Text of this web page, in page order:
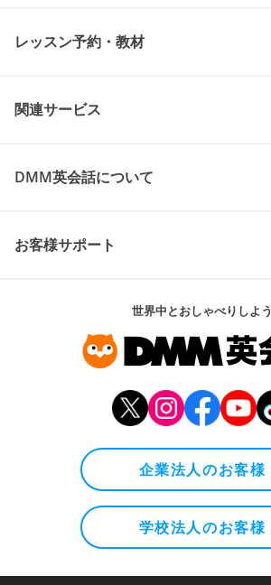
レッスン予約・教材
関連サービス
DMM英会話について
お客様サポート
世界中とおしゃべりしよう
企業法人のお客様
学校法人のお客様